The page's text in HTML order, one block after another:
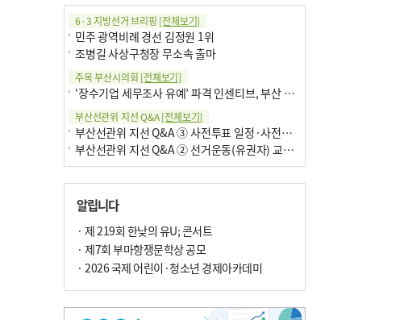
6·3 지방선거 브리핑 [전체보기]
민주 광역비례 경선 김정원 1위
조병길 사상구청장 무소속 출마
주목 부산시의회 [전체보기]
‘장수기업 세무조사 유예’ 파격 인센티브, 부산 유출 막을까
부산선관위 지선 Q&A[전체보기]
부산선관위 지선 Q&A ③ 사전투표 일정·사전투표함 보관
부산선관위 지선 Q&A ② 선거운동(유권자) 교육감투표용지
알립니다
· 제 219회 한낮의 유U; 콘서트
· 제7회 부마항쟁문학상 공모
· 2026 국제 어린이·청소년 경제아카데미